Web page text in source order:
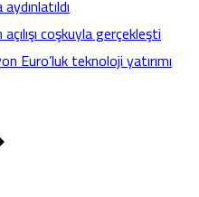
coşkuyla gerçekleşti
Euro’luk teknoloji yatırımı